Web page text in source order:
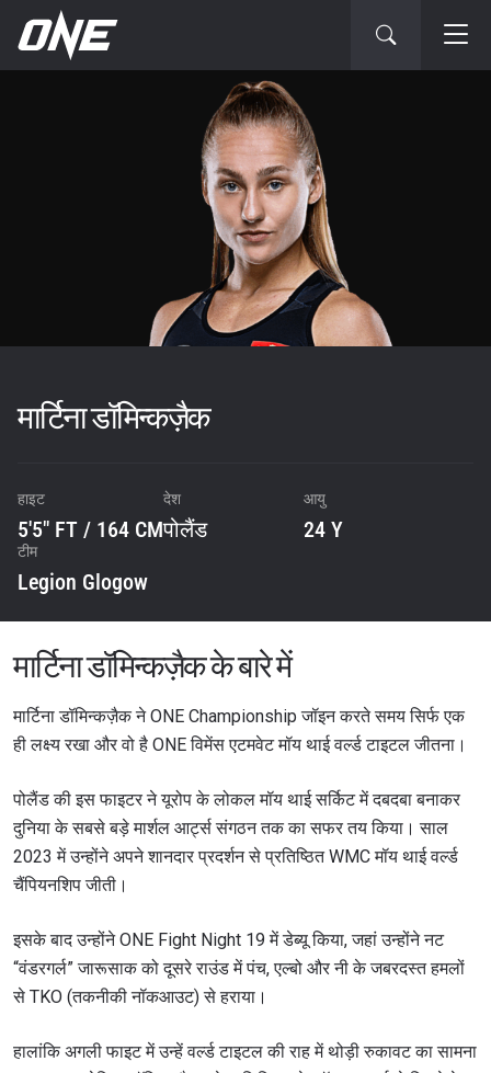
मार्टिना डॉमिन्कज़ैक
हाइट
5'5" FT / 164 CM
देश
पोलैंड
आयु
24 Y
टीम
Legion Glogow
मार्टिना डॉमिन्कज़ैक के बारे में
मार्टिना डॉमिन्कज़ैक ने ONE Championship जॉइन करते समय सिर्फ एक
ही लक्ष्य रखा और वो है ONE विमेंस एटमवेट मॉय थाई वर्ल्ड टाइटल जीतना।
पोलैंड की इस फाइटर ने यूरोप के लोकल मॉय थाई सर्किट में दबदबा बनाकर
दुनिया के सबसे बड़े मार्शल आर्ट्स संगठन तक का सफर तय किया। साल
2023 में उन्होंने अपने शानदार प्रदर्शन से प्रतिष्ठित WMC मॉय थाई वर्ल्ड
चैंपियनशिप जीती।
इसके बाद उन्होंने ONE Fight Night 19 में डेब्यू किया, जहां उन्होंने नट
“वंडरगर्ल” जारूसाक को दूसरे राउंड में पंच, एल्बो और नी के जबरदस्त हमलों
से TKO (तकनीकी नॉकआउट) से हराया।
हालांकि अगली फाइट में उन्हें वर्ल्ड टाइटल की राह में थोड़ी रुकावट का सामना